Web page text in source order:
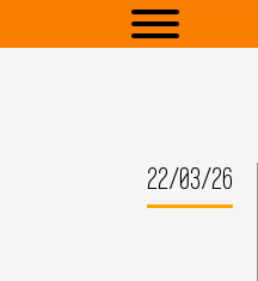
22/03/26